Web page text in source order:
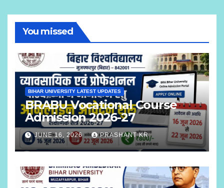
You missed
BIHAR UNIVERSITY LATEST UPDATES
BRABU Vocational Course
Admission 2026-27
JUNE 16, 2026 PRASHANT KR